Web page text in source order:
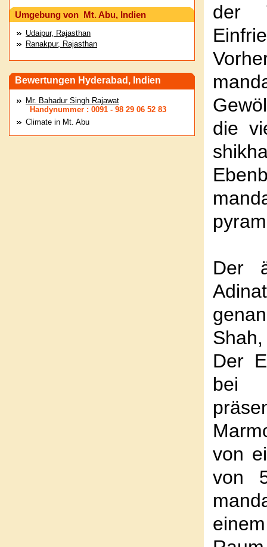
Umgebung von Mt. Abu, Indien
Udaipur, Rajasthan
Ranakpur, Rajasthan
Bewertungen Hyderabad, Indien
Mr. Bahadur Singh Rajawat
Handynummer : 0091 - 98 29 06 52 83
Climate in Mt. Abu
der
die
Der
Der
bei
von
von